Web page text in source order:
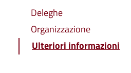
Deleghe
Organizzazione
Ulteriori informazioni